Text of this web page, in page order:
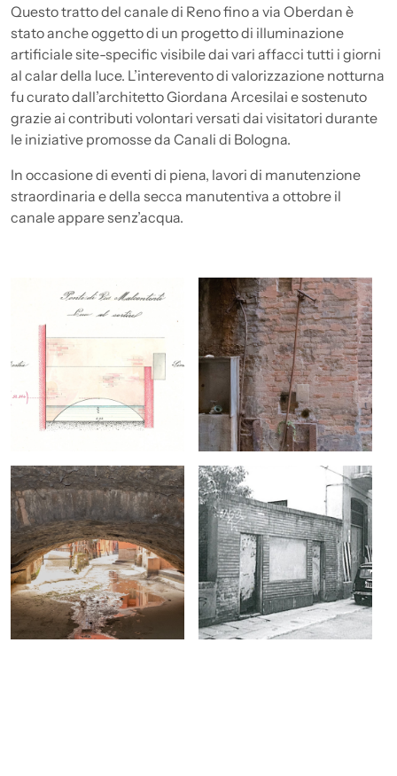
Questo tratto del canale di Reno fino a via Oberdan è
stato anche oggetto di un progetto di illuminazione
artificiale site-specific visibile dai vari affacci tutti i giorni
al calar della luce. L’interevento di valorizzazione notturna
fu curato dall’architetto Giordana Arcesilai e sostenuto
grazie ai contributi volontari versati dai visitatori durante
le iniziative promosse da Canali di Bologna.
In occasione di eventi di piena, lavori di manutenzione
straordinaria e della secca manutentiva a ottobre il
canale appare senz’acqua.